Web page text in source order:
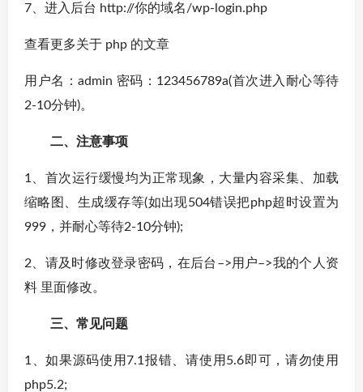
7、进入后台 http://你的域名/wp-login.php
查看更多关于 php 的文章
用户名：admin 密码：123456789a(首次进入耐心等待
2-10分钟)。
二、注意事项
1、首次运行缓慢均为正常现象，大量内容采集、加载
缩略图、生成缓存等(如出现504错误把php超时设置为
999，并耐心等待2-10分钟);
2、请及时修改登录密码，在后台–>用户–>我的个人资
料 里面修改。
三、常见问题
1、如果源码使用7.1报错、请使用5.6即可，请勿使用
php5.2;